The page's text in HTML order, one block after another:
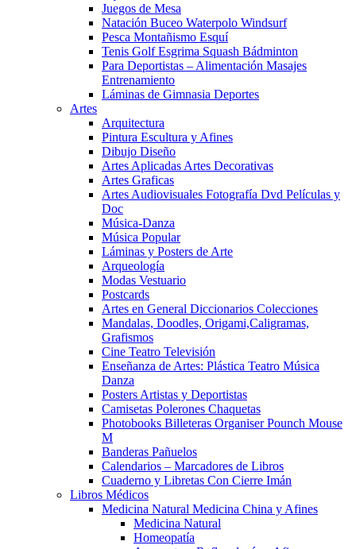
Juegos de Mesa
Natación Buceo Waterpolo Windsurf
Pesca Montañismo Esquí
Tenis Golf Esgrima Squash Bádminton
Para Deportistas – Alimentación Masajes
Entrenamiento
Láminas de Gimnasia Deportes
Artes
Arquitectura
Pintura Escultura y Afines
Dibujo Diseño
Artes Aplicadas Artes Decorativas
Artes Graficas
Artes Audiovisuales Fotografía Dvd Películas y
Doc
Música-Danza
Música Popular
Láminas y Posters de Arte
Arqueología
Modas Vestuario
Postcards
Artes en General Diccionarios Colecciones
Mandalas, Doodles, Origami,Caligramas,
Grafismos
Cine Teatro Televisión
Enseñanza de Artes: Plástica Teatro Música
Danza
Posters Artistas y Deportistas
Camisetas Polerones Chaquetas
Photobooks Billeteras Organiser Pounch Mouse
M
Banderas Pañuelos
Calendarios – Marcadores de Libros
Cuaderno y Libretas Con Cierre Imán
Libros Médicos
Medicina Natural Medicina China y Afines
Medicina Natural
Homeopatía